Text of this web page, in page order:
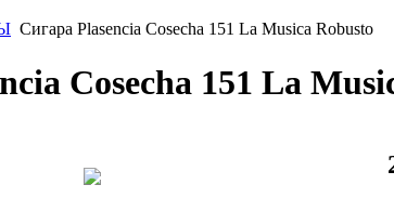
Сигара Plasencia Cosecha 151 La Musica Robusto
Cosecha 151 La